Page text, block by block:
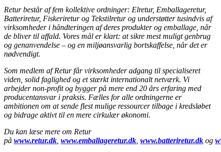
Retur består af fem kollektive ordninger: Elretur, Emballageretur,
Batteriretur, Fiskeriretur og Tekstilretur og understøtter tusindvis af
virksomheder i håndteringen af deres produkter og emballage, når
de bliver til affald. Vores mål er klart: at sikre mest muligt genbrug
og genanvendelse – og en miljøansvarlig bortskaffelse, når det er
nødvendigt.
Som medlem af Retur får virksomheder adgang til specialiseret
viden, solid faglighed og et stærkt internationalt netværk. Vi
arbejder non-profit og bygger på mere end 20 års erfaring med
producentansvar i praksis. Fælles for alle ordningerne er
ambitionen om at sende flest mulige ressourcer tilbage i kredsløbet
og bidrage aktivt til en mere cirkulær økonomi.
Du kan læse mere om Retur
på www.retur.dk www.emballageretur.dk www.batteriretur.dk og